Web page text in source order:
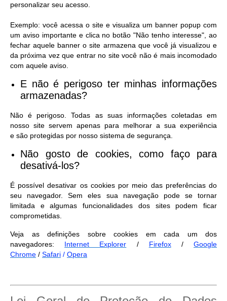
personalizar seu acesso.
Exemplo: você acessa o site e visualiza um banner popup com
um aviso importante e clica no botão "Não tenho interesse", ao
fechar aquele banner o site armazena que você já visualizou e
da próxima vez que entrar no site você não é mais incomodado
com aquele aviso.
E não é perigoso ter minhas informações
armazenadas?
Não é perigoso. Todas as suas informações coletadas em
nosso site servem apenas para melhorar a sua experiência
e são protegidas por nosso sistema de segurança.
Não gosto de cookies, como faço para
desativá-los?
É possível desativar os cookies por meio das preferências do
seu navegador. Sem eles sua navegação pode se tornar
limitada e algumas funcionalidades dos sites podem ficar
comprometidas.
Veja as definições sobre cookies em cada um dos
navegadores: Internet Explorer / Firefox/Google
Chrome / Safari / Opera